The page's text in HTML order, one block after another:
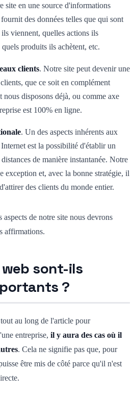
site en une source d'informations
des données telles que qui sont
viennent, quelles actions ils
produits ils achètent, etc.
clients. Notre site peut devenir une
que ce soit en complément
nous disposons déjà, ou comme axe
est 100% en ligne.
. Un des aspects inhérents aux
est la possibilité d'établir un
de manière instantanée. Notre
exception et, avec la bonne stratégie, il
des clients du monde entier.
de notre site nous devrons
affirmations.
sont-ils
?
au long de l'article pour
entreprise, il y aura des cas où il
. Cela ne signifie pas que, pour
être mis de côté parce qu'il n'est